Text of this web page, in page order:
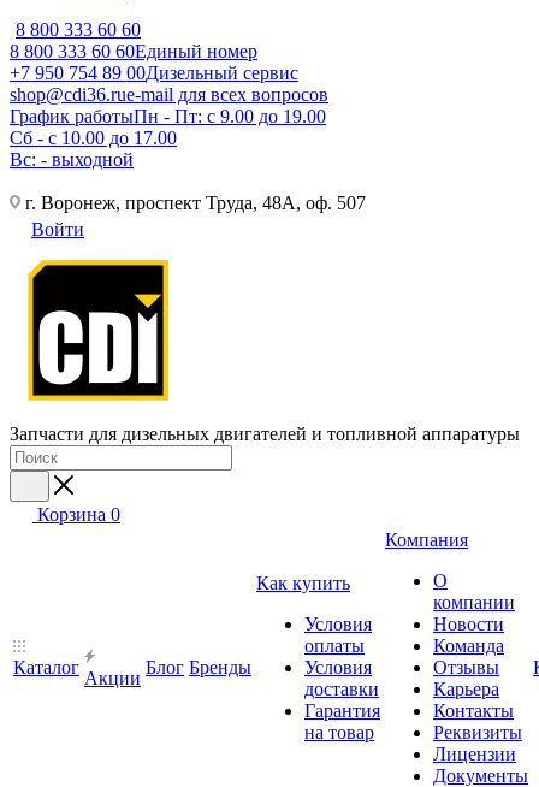
8 800 333 60 60
8 800 333 60 60Единый номер
+7 950 754 89 00Дизельный сервис
shop@cdi36.rue-mail для всех вопросов
График работыПн - Пт: с 9.00 до 19.00
Сб - с 10.00 до 17.00
Вс: - выходной
г. Воронеж, проспект Труда, 48А, оф. 507
Войти
Запчасти для дизельных двигателей и топливной аппаратуры
Корзина 0
Каталог
Акции
Блог Бренды
Как купить
Условия
оплаты
Условия
доставки
Гарантия
на товар
Компания
О
компании
Новости
Команда
Отзывы
Карьера
Контакты
Реквизиты
Лицензии
Документы